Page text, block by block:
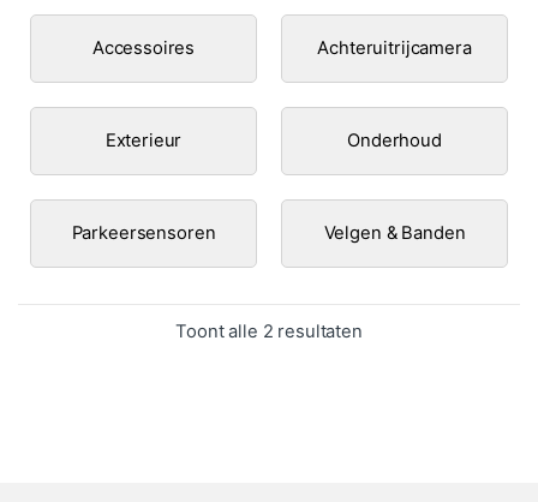
Accessoires Achteruitrijcamera
Exterieur Onderhoud
Parkeersensoren Velgen & Banden
Toont alle 2 resultatenGesorteerd op